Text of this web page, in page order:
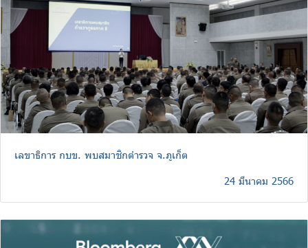
เลขาธิการ กบข. พบสมาชิกตำรวจ จ.ภูเก็ต
24 มีนาคม 2566